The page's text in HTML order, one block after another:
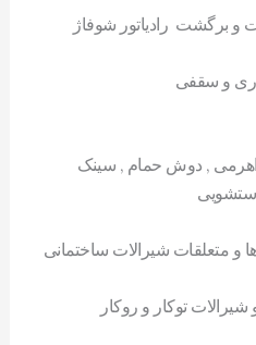
برگشت رادیاتور شوفاژ
و سقفی
, دوش حمام , سینک
متعلقات شیرالات ساختمانی
توکار و روکار